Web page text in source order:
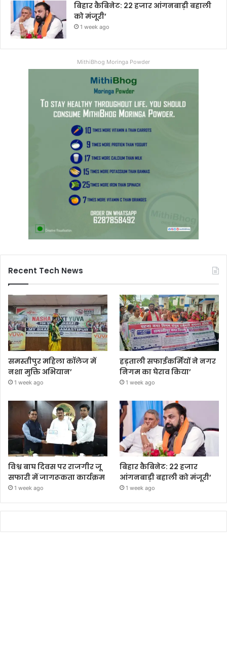
बिहार कैबिनेट: 22 हजार आंगनबाड़ी बहाली
को मंजूरी’
1 week ago
MithiBhog Moringa Powder
Recent Tech News
समस्तीपुर महिला कॉलेज में
नशा मुक्ति अभियान’
1 week ago
हड़ताली सफाईकर्मियों ने नगर
निगम का घेराव किया’
1 week ago
विश्व बाघ दिवस पर राजगीर जू
सफारी में जागरूकता कार्यक्रम
1 week ago
बिहार कैबिनेट: 22 हजार
आंगनबाड़ी बहाली को मंजूरी’
1 week ago